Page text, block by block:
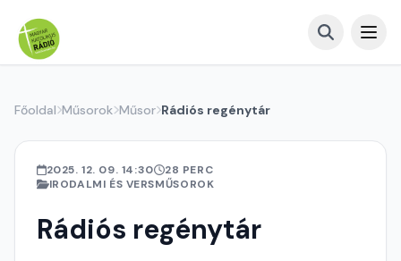
Főoldal Műsorok Műsor Rádiós regénytár
2025. 12. 09. 14:30
28 PERC
IRODALMI ÉS VERSMŰSOROK
Rádiós regénytár